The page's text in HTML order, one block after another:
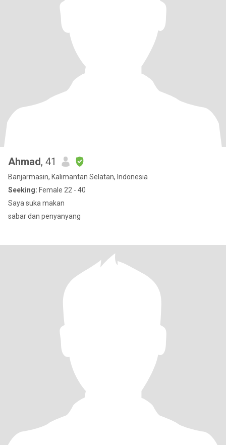
Ahmad, 41
Banjarmasin, Kalimantan Selatan, Indonesia
Seeking: Female 22 - 40
Saya suka makan
sabar dan penyanyang